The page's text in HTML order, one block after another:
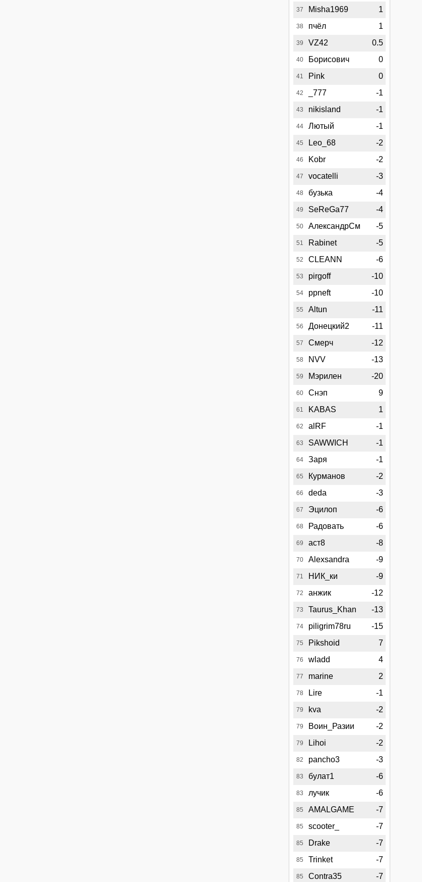
37 Misha1969 1
38 пчёл 1
39 VZ42 0.5
40 Борисович 0
41 Pink 0
42 _777 -1
43 nikisland -1
44 Лютый -1
45 Leo_68 -2
46 Kobr -2
47 vocatelli -3
48 бузька -4
49 SeReGa77 -4
50 АлександрСм -5
51 Rabinet -5
52 CLEANN -6
53 pirgoff -10
54 ppneft -10
55 Altun -11
56 Донецкий2 -11
57 Смерч -12
58 NVV -13
59 Мэрилен -20
60 Снэп 9
61 KABAS 1
62 alRF -1
63 SAWWICH -1
64 Заря -1
65 Курманов -2
66 deda -3
67 Эцилоп -6
68 Радовать -6
69 аст8 -8
70 Alexsandra -9
71 НИК_ки -9
72 анжик -12
73 Taurus_Khan -13
74 piligrim78ru -15
75 Pikshoid 7
76 wladd 4
77 marine 2
78 Lire -1
79 kva -2
79 Воин_Разии -2
79 Lihoi -2
82 pancho3 -3
83 булат1 -6
83 лучик -6
85 AMALGAME -7
85 scooter_ -7
85 Drake -7
85 Trinket -7
85 Contra35 -7